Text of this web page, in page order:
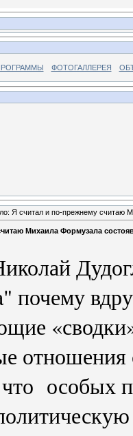
ФОТОГАЛЛЕРЕЯ
Я считал и по-прежнему считаю
Михаила Формузала
" почему
особых